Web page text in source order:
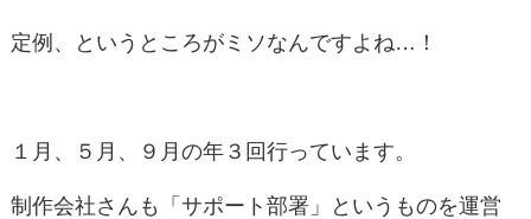
定例、というところがミソなんですよね…！
１月、５月、９月の年３回行っています。
制作会社さんも「サポート部署」というものを運営